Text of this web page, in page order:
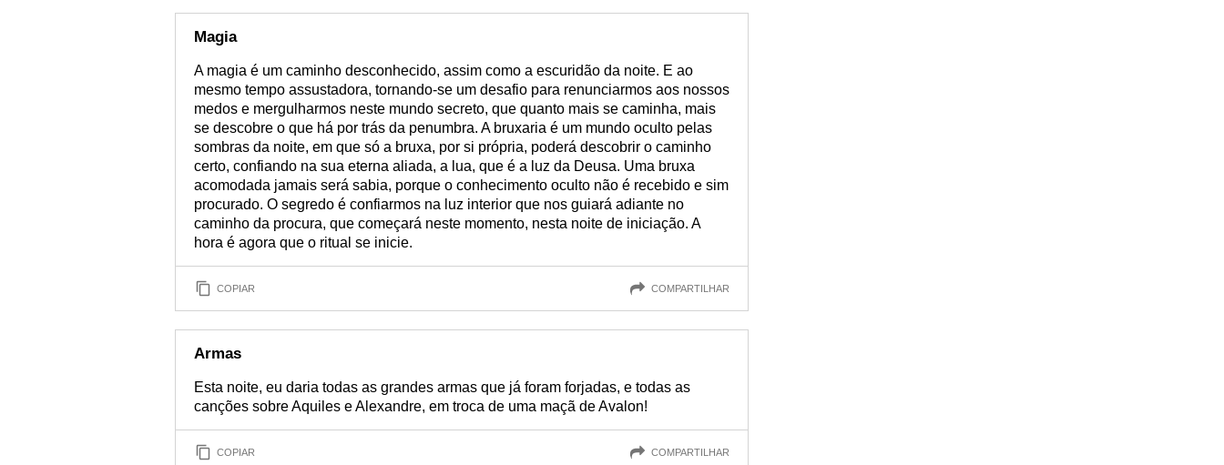
Magia
A magia é um caminho desconhecido, assim como a escuridão da noite. E ao
mesmo tempo assustadora, tornando-se um desafio para renunciarmos aos nossos
medos e mergulharmos neste mundo secreto, que quanto mais se caminha, mais
se descobre o que há por trás da penumbra. A bruxaria é um mundo oculto pelas
sombras da noite, em que só a bruxa, por si própria, poderá descobrir o caminho
certo, confiando na sua eterna aliada, a lua, que é a luz da Deusa. Uma bruxa
acomodada jamais será sabia, porque o conhecimento oculto não é recebido e sim
procurado. O segredo é confiarmos na luz interior que nos guiará adiante no
caminho da procura, que começará neste momento, nesta noite de iniciação. A
hora é agora que o ritual se inicie.
COPIAR COMPARTILHAR
Armas
Esta noite, eu daria todas as grandes armas que já foram forjadas, e todas as
canções sobre Aquiles e Alexandre, em troca de uma maçã de Avalon!
COPIAR COMPARTILHAR